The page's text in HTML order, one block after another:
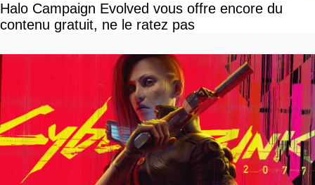
Halo Campaign Evolved vous offre encore du
contenu gratuit, ne le ratez pas